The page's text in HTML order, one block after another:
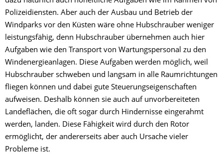
Polizeidiensten. Aber auch der Ausbau und Betrieb der
Windparks vor den Küsten wäre ohne Hubschrauber weniger
leistungsfähig, denn Hubschrauber übernehmen auch hier
Aufgaben wie den Transport von Wartungspersonal zu den
Windenergieanlagen. Diese Aufgaben werden möglich, weil
Hubschrauber schweben und langsam in alle Raumrichtungen
fliegen können und dabei gute Steuerungseigenschaften
aufweisen. Deshalb können sie auch auf unvorbereiteten
Landeflächen, die oft sogar durch Hindernisse eingerahmt
werden, landen. Diese Fähigkeit wird durch den Rotor
ermöglicht, der andererseits aber auch Ursache vieler
Probleme ist.